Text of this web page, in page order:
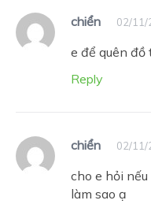
chiển 02/11/
e để quên đồ
Reply
chiển 02/11/
cho e hỏi
làm sao ạ